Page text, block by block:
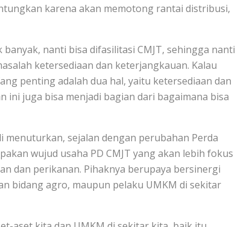
karena akan memotong rantai distribusi,
nanti bisa difasilitasi CMJT, sehingga nanti
ketersediaan dan keterjangkauan. Kalau
penting adalah dua hal, yaitu ketersediaan dan
ini juga bisa menjadi bagian dari bagaimana bisa
menuturkan, sejalan dengan perubahan Perda
wujud usaha PD CMJT yang akan lebih fokus
dan perikanan. Pihaknya berupaya bersinergi
bidang agro, maupun pelaku UMKM di sekitar